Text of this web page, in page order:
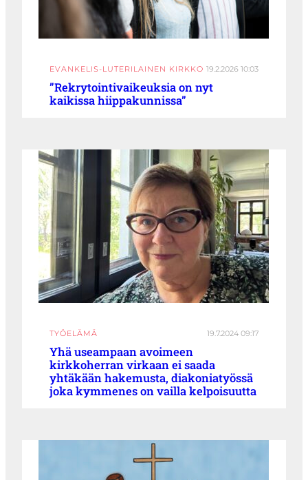
EVANKELIS-LUTERILAINEN KIRKKO 19.2.2026 10:03
”Rekrytointivaikeuksia on nyt
kaikissa hiippakunnissa”
TYÖELÄMÄ 19.7.2024 09:17
Yhä useampaan avoimeen
kirkkoherran virkaan ei saada
yhtäkään hakemusta, diakoniatyössä
joka kymmenes on vailla kelpoisuutta